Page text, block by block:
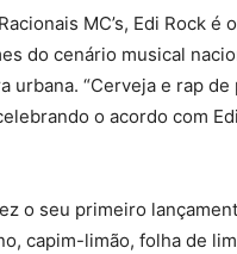
MC’s, Edi Rock
do cenário musical
urbana. “Cerveja e rap
o acordo com
o seu primeiro
capim-limão, folha de